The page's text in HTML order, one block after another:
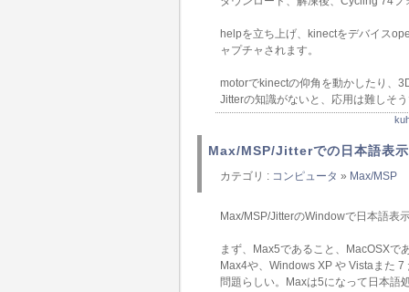
helpを立ち上げ、kinectをデバイス
ャプチャされます。
motorでkinectの仰角を動かしたり、
Jitterの知識がないと、応用は難しそ
Max/MSP/Jitterでの日本語表示
カテゴリ : コンピュータ » Max/MSP
Max/MSP/JitterのWindowで日本語表
まず、Max5であること、MacOSXで
Max4や、Windows XP や Vistaまた
問題らしい。Maxは5になって日本語